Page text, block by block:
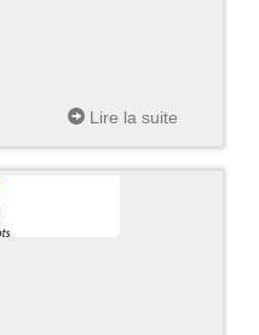
Lire la suite